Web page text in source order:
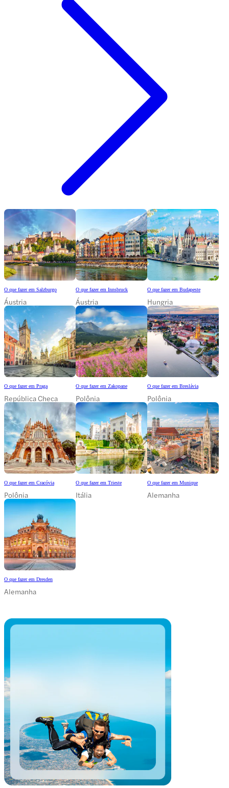
O que fazer em Salzburgo
Áustria
O que fazer em Innsbruck
Áustria
O que fazer em Budapeste
Hungria
O que fazer em Praga
República Checa
O que fazer em Zakopane
Polônia
O que fazer em Breslávia
Polônia
O que fazer em Cracóvia
Polônia
O que fazer em Trieste
Itália
O que fazer em Munique
Alemanha
O que fazer em Dresden
Alemanha